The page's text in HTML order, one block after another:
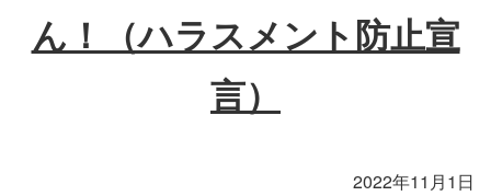
ん！（ハラスメント防止宣
言）
2022年11月1日